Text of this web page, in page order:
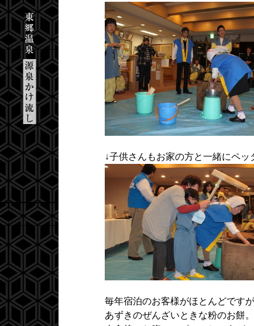
↓子供さんもお家の方と一緒にペッ
毎年宿泊のお客様がほとんどです
あずきのぜんざいときな粉のお餅。